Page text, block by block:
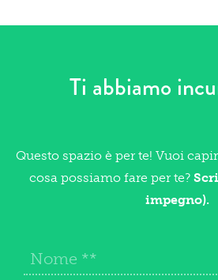
Ti abbiamo
Questo spazio è per te! Vuoi
cosa possiamo fare per te?
impegno).